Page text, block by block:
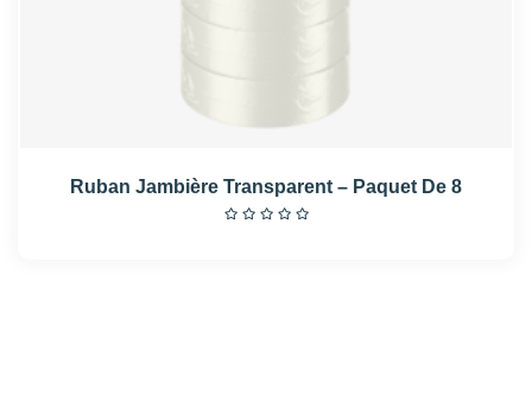
Ruban Jambière Transparent – Paquet De 8